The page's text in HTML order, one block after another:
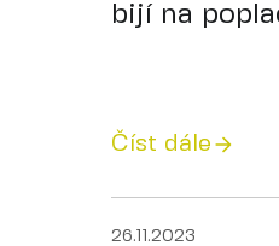
bijí na
Číst dále
26.11.2023